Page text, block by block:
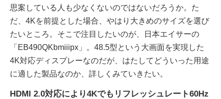
思案している人も少なくないのではないだろうか。た
だ、4Kを前提とした場合、やはり大きめのサイズを選び
たいところ。そこで注目したいのが、日本エイサーの
「EB490QKbmiiipx」。48.5型という大画面を実現した
4K対応ディスプレーなのだが、はたしてどういった用途
に適した製品なのか、詳しくみていきたい。
HDMI 2.0対応により4Kでもリフレッシュレート60Hz